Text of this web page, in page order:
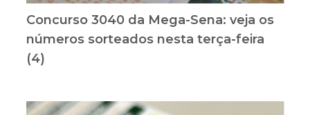
Concurso 3040 da Mega-Sena: veja os
números sorteados nesta terça-feira
(4)